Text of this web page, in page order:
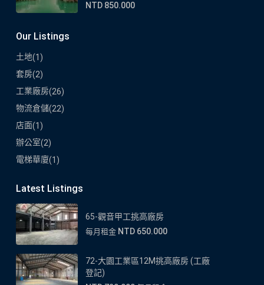
NTD 850.000
Our Listings
土地(1)
套房(2)
工業廠房(26)
物流倉儲(22)
店面(1)
辦公室(2)
電梯華廈(1)
Latest Listings
65-觀音甲工挑高廠房
每月租金 NTD 650.000
72-大園工業區12M挑高廠房 (工廠
登記)